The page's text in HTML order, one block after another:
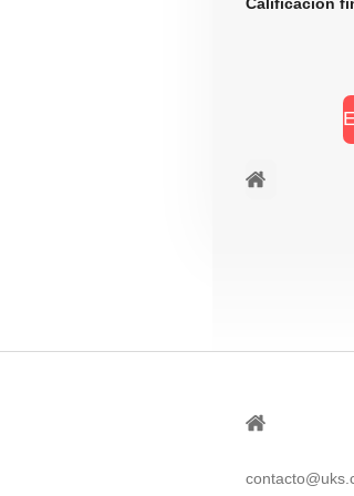
⠀ㅤ
⠀